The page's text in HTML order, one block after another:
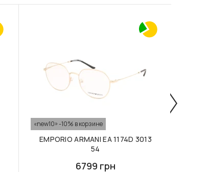
«new10» -10% в корзине
EMPORIO ARMANI EA 1174D 3013
54
6799 грн